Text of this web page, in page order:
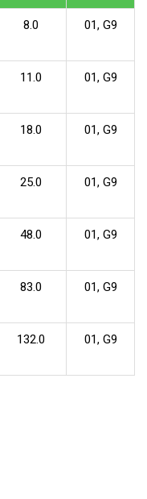
8.0 01, G9
11.0 01, G9
18.0 01, G9
25.0 01, G9
48.0 01, G9
83.0 01, G9
132.0 01, G9